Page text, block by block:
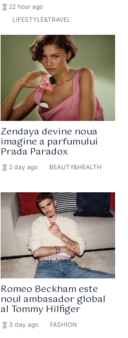
hourglass_full 22 hour ago
LIFESTYLE&TRAVEL
Zendaya devine noua
imagine a parfumului
Prada Paradox
hourglass_full 2 day ago BEAUTY&HEALTH
Romeo Beckham este
noul ambasador global
al Tommy Hilfiger
hourglass_full 3 day ago FASHION